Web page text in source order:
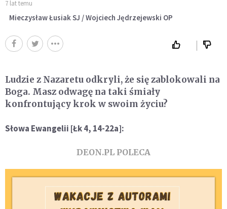
7 lat temu
Mieczysław Łusiak SJ / Wojciech Jędrzejewski OP
Ludzie z Nazaretu odkryli, że się zablokowali na
Boga. Masz odwagę na taki śmiały
konfrontujący krok w swoim życiu?
Słowa Ewangelii [Łk 4, 14-22a]:
DEON.PL POLECA